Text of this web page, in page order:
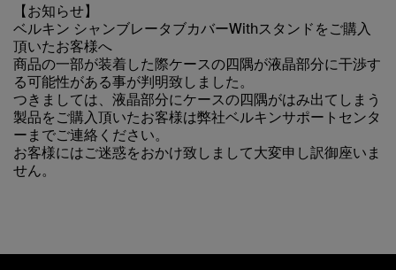
【お知らせ】
ベルキン シャンブレータブカバーWithスタンドをご購入
頂いたお客様へ
商品の一部が装着した際ケースの四隅が液晶部分に干渉す
る可能性がある事が判明致しました。
つきましては、液晶部分にケースの四隅がはみ出てしまう
製品をご購入頂いたお客様は弊社ベルキンサポートセンタ
ーまでご連絡ください。
お客様にはご迷惑をおかけ致しまして大変申し訳御座いま
せん。